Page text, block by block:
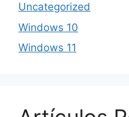
Uncategorized
Windows 10
Windows 11